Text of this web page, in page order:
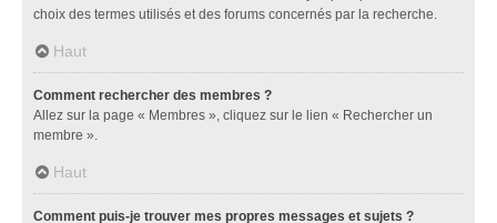
choix des termes utilisés et des forums concernés par la recherche.
Haut
Comment rechercher des membres ?
Allez sur la page « Membres », cliquez sur le lien « Rechercher un
membre ».
Haut
Comment puis-je trouver mes propres messages et sujets ?